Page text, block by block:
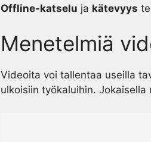
Offline-katselu ja kätevyys
Menetelmiä
Videoita voi tallentaa useilla
ulkoisiin työkaluihin.